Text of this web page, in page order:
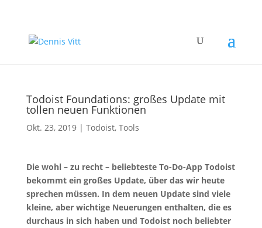
Todoist Foundations: großes Update mit
tollen neuen Funktionen
Okt. 23, 2019| Todoist, Tools
Die wohl – zu recht – beliebteste To-Do-App Todoist
bekommt ein großes Update, über das wir heute
sprechen müssen. In dem neuen Update sind viele
kleine, aber wichtige Neuerungen enthalten, die es
durchaus in sich haben und Todoist noch beliebter